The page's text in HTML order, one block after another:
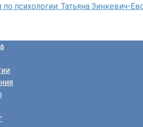
психологии: Татьяна Зинкевич-